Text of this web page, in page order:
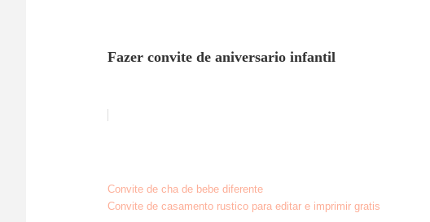
Fazer convite de aniversario infantil
Post
Convite de cha de bebe diferente
Convite de casamento rustico para editar e imprimir gratis